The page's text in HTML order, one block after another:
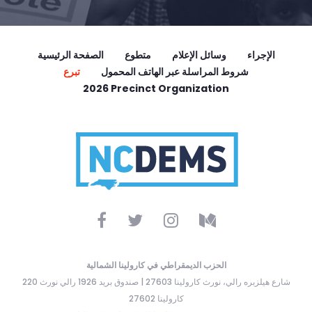
الصفحة الرئيسية متطوع وسائل الإعلام
الإجراء
تبرع
شروط المراسلة عبر الهاتف المحمول
2026 Precinct Organization
الحزب الديمقراطي في كارولينا الشمالية
220 شارع هيلزبره رالي، نورث كارولينا 27603 | صندوق بريد 1926 رالي نورث
كارولينا 27602